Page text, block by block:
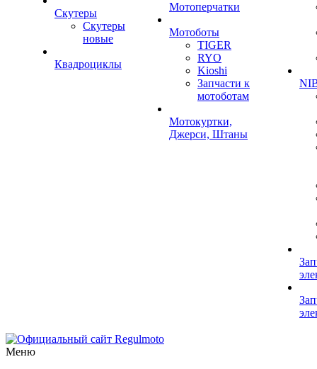
Скутеры
Скутеры
новые
Квадроциклы
Мотоперчатки
Мотоботы
TIGER
RYO
Kioshi
Запчасти к
мотоботам
Мотокуртки,
Джерси, Штаны
Меню